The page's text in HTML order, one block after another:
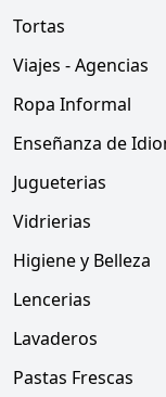
Tortas
Viajes - Agencias
Ropa Informal
Enseñanza de
Jugueterias
Vidrierias
Higiene y Belleza
Lencerias
Lavaderos
Pastas Frescas